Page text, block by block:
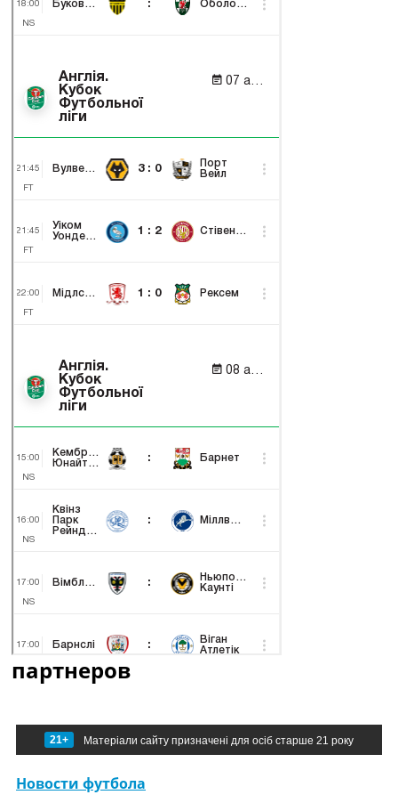
партнеров
21+ Матеріали сайту призначені для осіб старше 21 року
Новости футбола